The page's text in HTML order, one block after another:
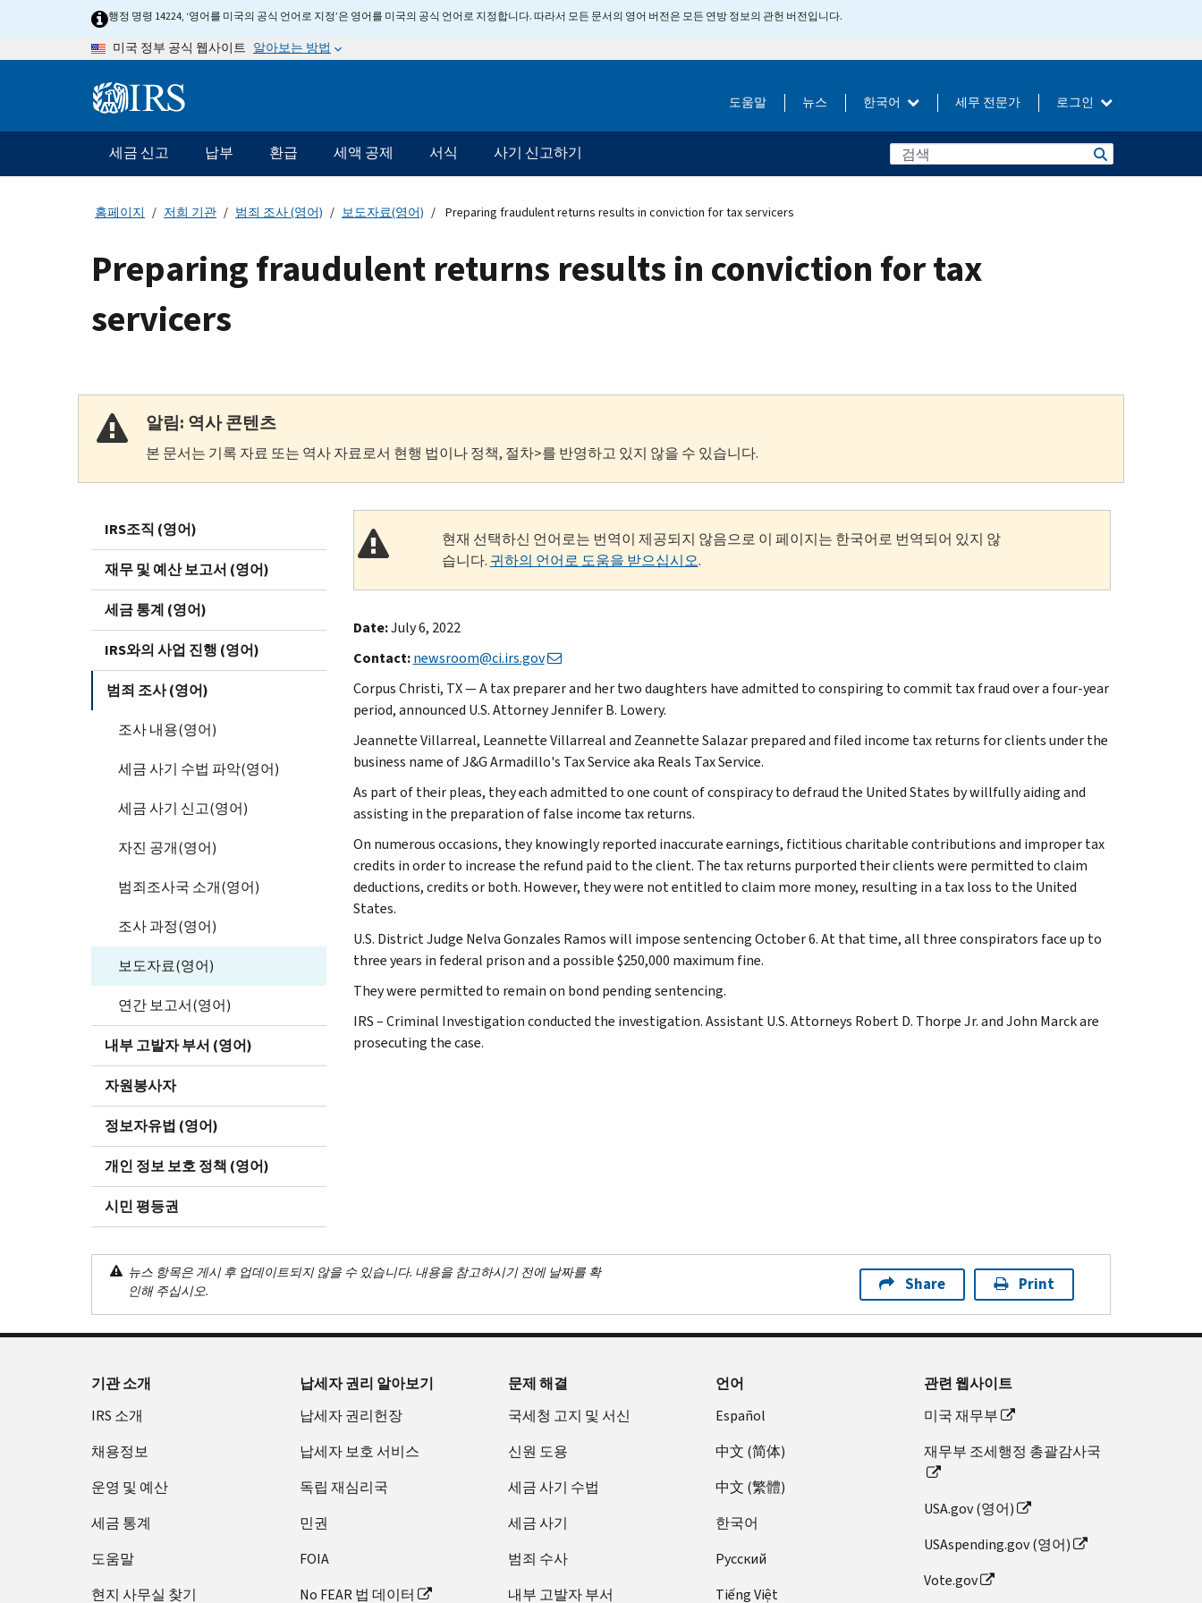
행정 명령 14224, ‘영어를 미국의 공식 언어로 지정’은 영어를 미국의 공식 언어로 지정합니다. 따라서 모든 문서의 영어 버전은 모든 연방 정보의 관헌 버전입니다.
미국 정부 공식 웹사이트 알아보는 방법
Information 도움말 뉴스 한국어 세무 전문가 로그인
메
인
네
게
이
바
세금 신고 납부 환급 세액 공제 서식 사기 신고하기
홈페이지 저희 기관 범죄 조사 (영어) 보도자료(영어) Preparing fraudulent returns results in conviction for tax servicers
Preparing fraudulent returns results in conviction for tax
servicers
알림: 역사 콘텐츠
본 문서는 기록 자료 또는 역사 자료로서 현행 법이나 정책, 절차>를 반영하고 있지 않을 수 있습니다.
IRS조직 (영어)
재무 및 예산 보고서 (영어)
세금 통계 (영어)
IRS와의 사업 진행 (영어)
범죄 조사 (영어)
조사 내용(영어)
세금 사기 수법 파악(영어)
세금 사기 신고(영어)
자진 공개(영어)
범죄조사국 소개(영어)
조사 과정(영어)
보도자료(영어)
연간 보고서(영어)
내부 고발자 부서 (영어)
자원봉사자
정보자유법 (영어)
개인 정보 보호 정책 (영어)
시민 평등권
현재 선택하신 언어로는 번역이 제공되지 않음으로 이 페이지는 한국어로 번역되어 있지 않
습니다. 귀하의 언어로 도움을 받으십시오.
Date:July 6, 2022
Contact: newsroom@ci.irs.gov
Corpus Christi, TX — A tax preparer and her two daughters have admitted to conspiring to commit tax fraud over a four-year
period, announced U.S. Attorney Jennifer B. Lowery.
Jeannette Villarreal, Leannette Villarreal and Zeannette Salazar prepared and filed income tax returns for clients under the
business name of J&G Armadillo's Tax Service aka Reals Tax Service.
As part of their pleas, they each admitted to one count of conspiracy to defraud the United States by willfully aiding and
assisting in the preparation of false income tax returns.
On numerous occasions, they knowingly reported inaccurate earnings, fictitious charitable contributions and improper tax
credits in order to increase the refund paid to the client. The tax returns purported their clients were permitted to claim
deductions, credits or both. However, they were not entitled to claim more money, resulting in a tax loss to the United
States.
U.S. District Judge Nelva Gonzales Ramos will impose sentencing October 6. At that time, all three conspirators face up to
three years in federal prison and a possible $250,000 maximum fine.
They were permitted to remain on bond pending sentencing.
IRS – Criminal Investigation conducted the investigation. Assistant U.S. Attorneys Robert D. Thorpe Jr. and John Marck are
prosecuting the case.
뉴스 항목은 게시 후 업데이트되지 않을 수 있습니다. 내용을 참고하시기 전에 날짜를 확
인해 주십시오.
Share Print
기관 소개
IRS 소개
채용정보
운영 및 예산
세금 통계
도움말
현지 사무실 찾기
납세자 권리 알아보기
납세자 권리헌장
납세자 보호 서비스
독립 재심리국
민권
FOIA
No FEAR 법 데이터
문제 해결
국세청 고지 및 서신
신원 도용
세금 사기 수법
세금 사기
범죄 수사
내부 고발자 부서
언어
Español
中文 (简体)
中文 (繁體)
한국어
Pусский
Tiếng Việt
관련 웹사이트
미국 재무부
재무부 조세행정 총괄감사국
USA.gov (영어)
USAspending.gov (영어)
Vote.gov